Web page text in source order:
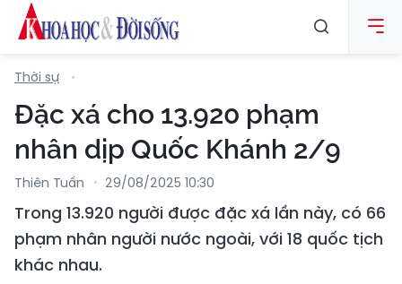
Thời sự
Đặc xá cho 13.920 phạm
nhân dịp Quốc Khánh 2/9
Thiên Tuấn 29/08/2025 10:30
Trong 13.920 người được đặc xá lần này, có 66
phạm nhân người nước ngoài, với 18 quốc tịch
khác nhau.